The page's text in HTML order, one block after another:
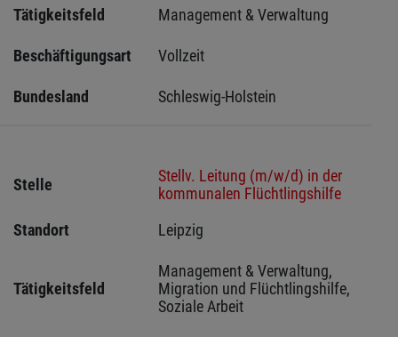
Tätigkeitsfeld Management & Verwaltung
Beschäftigungsart Vollzeit
Bundesland Schleswig-Holstein
Stelle
Stellv. Leitung (m/w/d) in der
kommunalen Flüchtlingshilfe
Standort
Leipzig
Tätigkeitsfeld
Management & Verwaltung,
Migration und Flüchtlingshilfe,
Soziale Arbeit